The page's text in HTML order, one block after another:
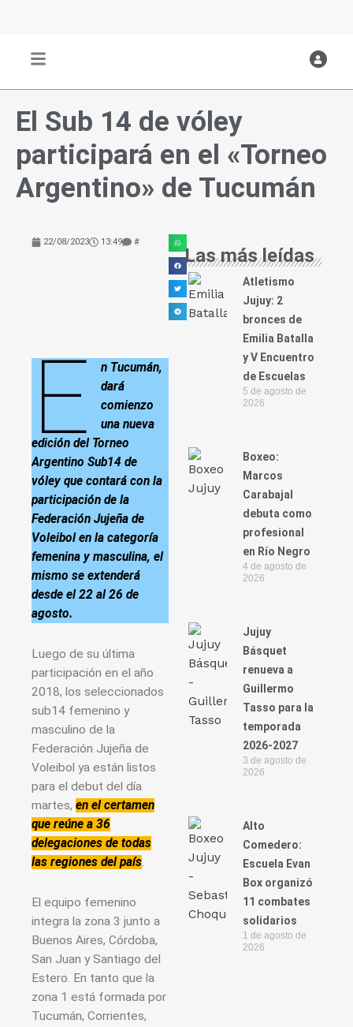
El Sub 14 de vóley
participará en el «Torneo
Argentino» de Tucumán
22/08/2023 13:49 #
E
n Tucumán,
dará
comienzo
una nueva
edición del Torneo
Argentino Sub14 de
vóley que contará con la
participación de la
Federación Jujeña de
Voleibol en la categoría
femenina y masculina, el
mismo se extenderá
desde el 22 al 26 de
agosto.
Luego de su última
participación en el año
2018, los seleccionados
sub14 femenino y
masculino de la
Federación Jujeña de
Voleibol ya están listos
para el debut del día
martes, en el certamen
que reúne a 36
delegaciones de todas
las regiones del país.
El equipo femenino
integra la zona 3 junto a
Buenos Aires, Córdoba,
San Juan y Santiago del
Estero. En tanto que la
zona 1 está formada por
Tucumán, Corrientes,
Las más leídas
Atletismo
Jujuy: 2
bronces de
Emilia Batalla
y V Encuentro
de Escuelas
5 de agosto de
2026
Boxeo:
Marcos
Carabajal
debuta como
profesional
en Río Negro
4 de agosto de
2026
Jujuy
Básquet
renueva a
Guillermo
Tasso para la
temporada
2026-2027
3 de agosto de
2026
Alto
Comedero:
Escuela Evan
Box organizó
11 combates
solidarios
1 de agosto de
2026